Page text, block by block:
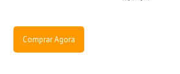
Comprar Agora